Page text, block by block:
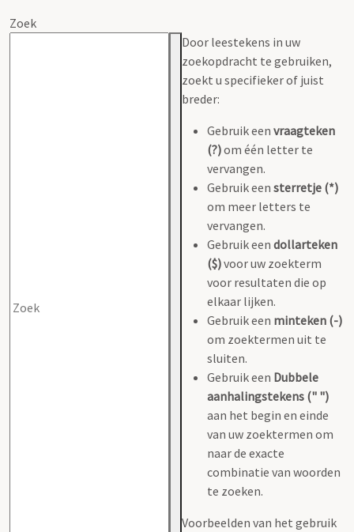
Zoek
Door leestekens in uw
zoekopdracht te gebruiken,
zoekt u specifieker of juist
breder:
Gebruik een vraagteken
(?)om één letter te
vervangen.
Gebruik een sterretje (*)
om meer letters te
vervangen.
Gebruik een dollarteken
($)voor uw zoekterm
voor resultaten die op
elkaar lijken.
Gebruik een minteken (-)
om zoektermen uit te
sluiten.
Gebruik een Dubbele
aanhalingstekens (" ")
aan het begin en einde
van uw zoektermen om
naar de exacte
combinatie van woorden
te zoeken.
Voorbeelden van het gebruik